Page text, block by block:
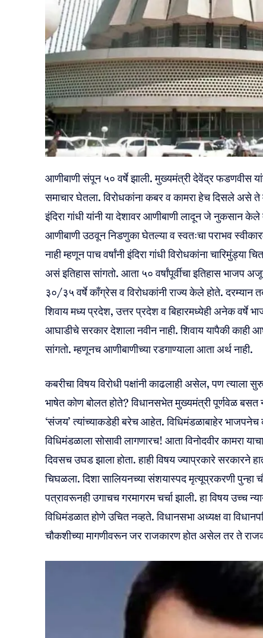
आणीबाणी संपून ५० वर्षे झाली. मुख्यमंत्री देवेंद्र फडणवीस
समाचार घेतला. विरोधकांना कबर व कामरा हेच दिसले असे
इंदिरा गांधी यांनी या देशावर आणीबाणी लादून जे नुकसान
आणीबाणी उठवून निडणुका घेतल्या व स्वतःचा पराभव
नाही म्हणून पाच वर्षांनी इंदिरा गांधी विरोधकांना
असं इतिहास सांगतो. आता ५० वर्षांपूर्वीचा इतिहास भाजप
३०/३५ वर्षे काँग्रेस व विरोधकांनी राज्य केले होते. दरम्यान
शिवाय मध्य प्रदेश, उत्तर प्रदेश व बिहारमध्येही अनेक वर्षे
आघाडीचे सरकार देशाला नवीन नाही. शिवाय यापैकी काही
सांगतो. म्हणूनच आणीबाणीच्या रडगाण्याला आता अर्थ नाही.
कबरीचा विषय विरोधी पक्षांनी काढलाही असेल, पण त्याला
भाषेत कोण बोलत होते? विधानसभेत मुख्यमंत्री पूर्णवेळ बसत
‘संजय’ त्यांच्याकडेही बरेच आहेत. विधिमंडळाबाहेर भाजपनेच
विधिमंडळाला सोसावी लागणारच! आता विनोदवीर कामरा
दिवसच उघड झाला होता. हाही विषय ज्याप्रकारे सरकारने
चिघळला. दिशा सालियनच्या संशयास्पद मृत्यूप्रकरणी पुन्हा
पत्रावरूनही उगाचच गरमागरम चर्चा झाली. हा विषय उच्च
विधिमंडळात होणे उचित नव्हते. विधानसभा अध्यक्ष वा
चौकशीच्या मागणीवरून जर राजकारण होत असेल तर ते